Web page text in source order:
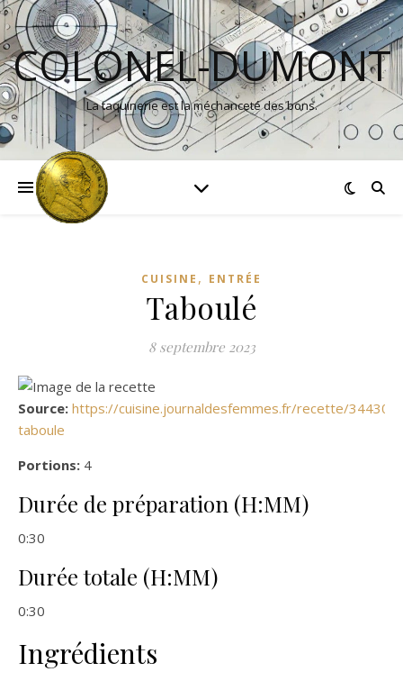
COLONEL-DUMONT
La taquinerie est la méchanceté des bons.
CUISINE , ENTRÉE
Taboulé
8 septembre 2023
Source: https://cuisine.journaldesfemmes.fr/recette/344309-
taboule
Portions: 4
Durée de préparation (H:MM)
0:30
Durée totale (H:MM)
0:30
Ingrédients